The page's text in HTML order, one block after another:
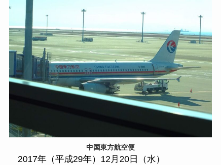
中国東方航空便
2017年（平成29年）12月20日（水）